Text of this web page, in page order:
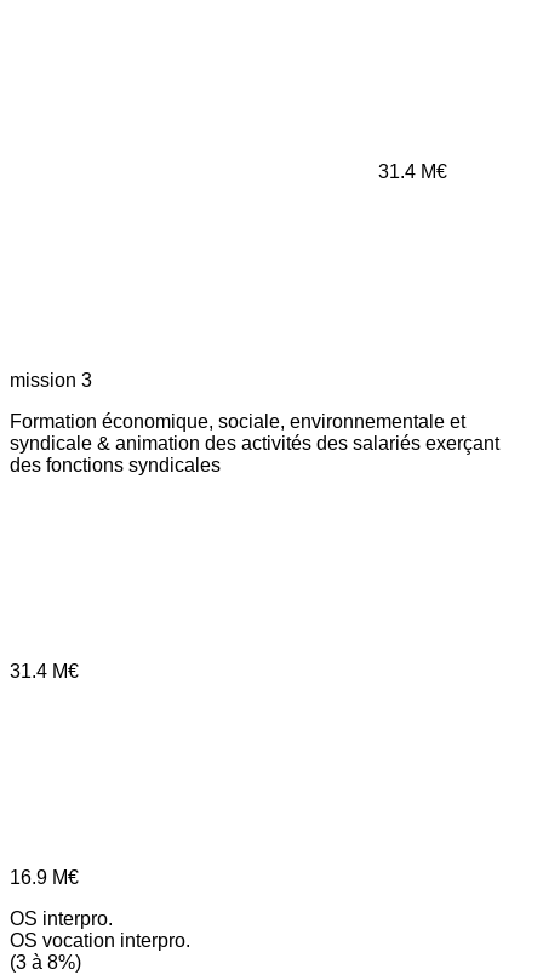
31.4 M€
mission 3
Formation économique, sociale, environnementale et
syndicale & animation des activités des salariés exerçant
des fonctions syndicales
31.4 M€
16.9 M€
OS interpro.
OS vocation interpro.
(3 à 8%)